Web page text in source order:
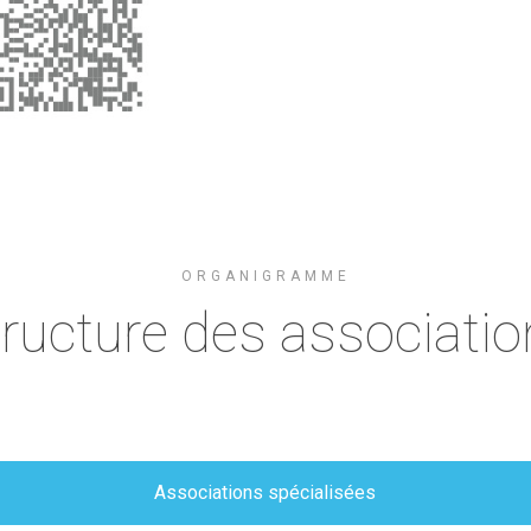
ORGANIGRAMME
des
Associations spécialisées